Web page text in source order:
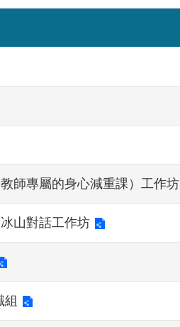
師專屬的身心減重課）工作坊
山對話工作坊
組